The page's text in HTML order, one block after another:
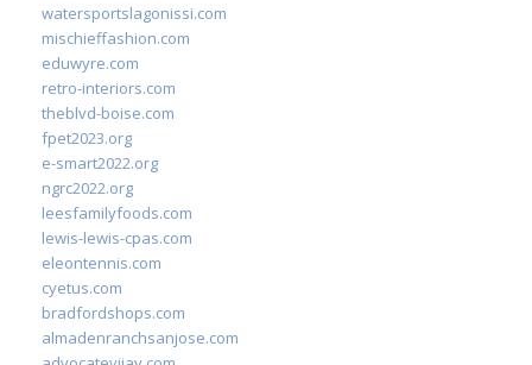
watersportslagonissi.com
mischieffashion.com
eduwyre.com
retro-interiors.com
theblvd-boise.com
fpet2023.org
e-smart2022.org
ngrc2022.org
leesfamilyfoods.com
lewis-lewis-cpas.com
eleontennis.com
cyetus.com
bradfordshops.com
almadenranchsanjose.com